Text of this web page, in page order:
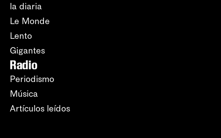
la diaria
Le Monde
Lento
Gigantes
Radio
Periodismo
Música
Artículos leídos